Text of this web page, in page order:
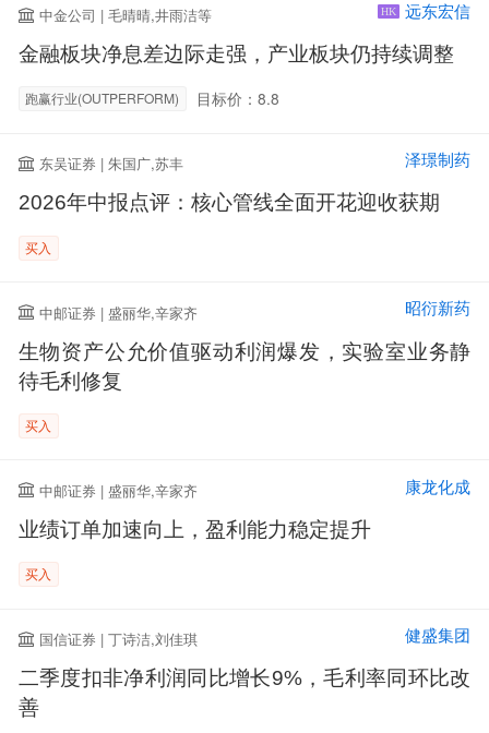
中金公司 | 毛晴晴,井雨洁等 HK 远东宏信
金融板块净息差边际走强，产业板块仍持续调整
跑赢行业(OUTPERFORM) 目标价：8.8
东吴证券 | 朱国广,苏丰 泽璟制药
2026年中报点评：核心管线全面开花迎收获期
买入
中邮证券 | 盛丽华,辛家齐 昭衍新药
生物资产公允价值驱动利润爆发，实验室业务静
待毛利修复
买入
中邮证券 | 盛丽华,辛家齐 康龙化成
业绩订单加速向上，盈利能力稳定提升
买入
国信证券 | 丁诗洁,刘佳琪 健盛集团
二季度扣非净利润同比增长9%，毛利率同环比改
善